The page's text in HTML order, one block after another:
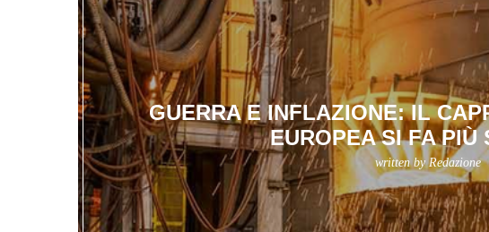
GUERRA E INFLAZIONE: IL
EUROPEA SI FA PIÙ
written byRedazione